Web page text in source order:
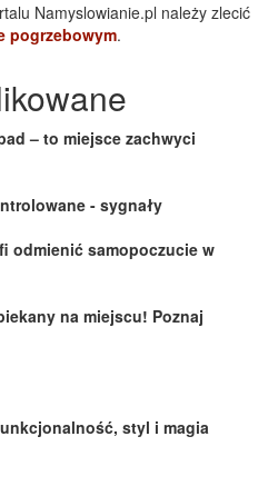
Namyslowianie.pl należy zlecić
pogrzebowym.
– to miejsce zachwyci
- sygnały
odmienić samopoczucie w
na miejscu! Poznaj
styl i magia